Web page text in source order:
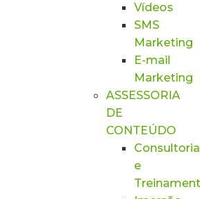
Vídeos
SMS
Marketing
E-mail
Marketing
ASSESSORIA
DE
CONTEÚDO
Consultoria
e